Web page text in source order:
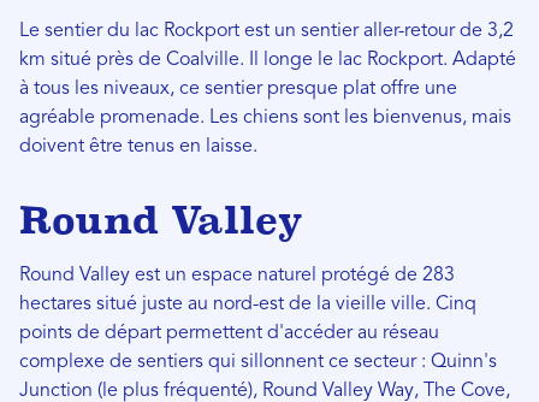
Le sentier du lac Rockport est un sentier aller-retour de 3,2
km situé près de Coalville. Il longe le lac Rockport. Adapté
à tous les niveaux, ce sentier presque plat offre une
agréable promenade. Les chiens sont les bienvenus, mais
doivent être tenus en laisse.
Round Valley
Round Valley est un espace naturel protégé de 283
hectares situé juste au nord-est de la vieille ville. Cinq
points de départ permettent d'accéder au réseau
complexe de sentiers qui sillonnent ce secteur : Quinn's
Junction (le plus fréquenté), Round Valley Way, The Cove,